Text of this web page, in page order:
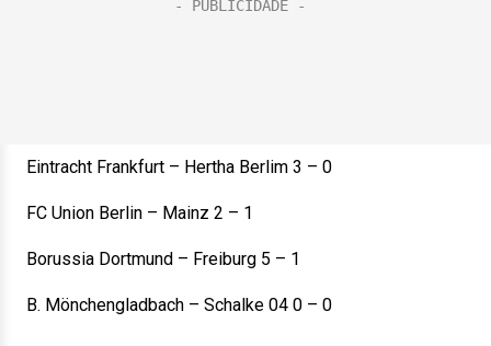
Eintracht Frankfurt – Hertha Berlim 3 – 0
FC Union Berlin – Mainz 2 – 1
Borussia Dortmund – Freiburg 5 – 1
B. Mönchengladbach – Schalke 04 0 – 0